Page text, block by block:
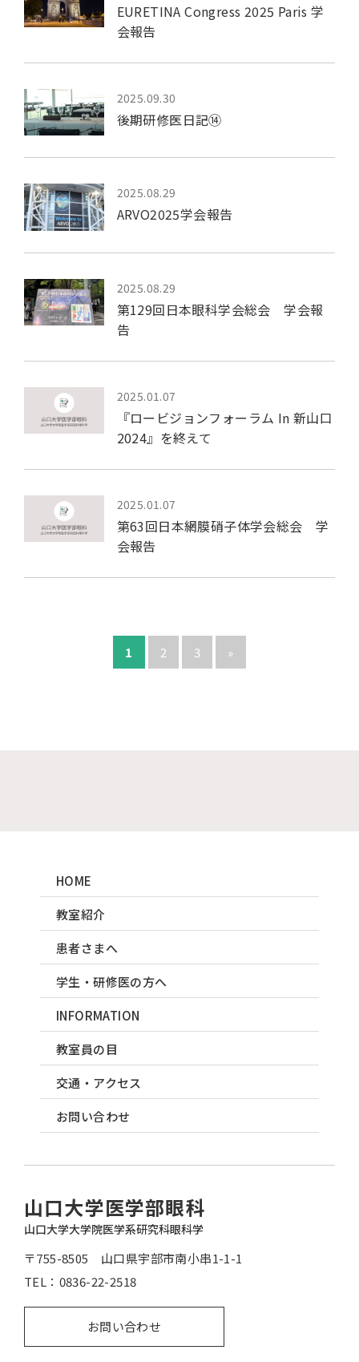
EURETINA Congress 2025 Paris 学
会報告
2025.09.30
後期研修医日記⑭
2025.08.29
ARVO2025学会報告
2025.08.29
第129回日本眼科学会総会 学会報
告
2025.01.07
『ロービジョンフォーラム In 新山口
2024』を終えて
2025.01.07
第63回日本網膜硝子体学会総会 学
会報告
1 2 3 »
HOME
教室紹介
患者さまへ
学生・研修医の方へ
INFORMATION
教室員の目
交通・アクセス
お問い合わせ
山口大学医学部眼科
山口大学大学院医学系研究科眼科学
〒755-8505 山口県宇部市南小串1-1-1
TEL： 0836-22-2518
お問い合わせ